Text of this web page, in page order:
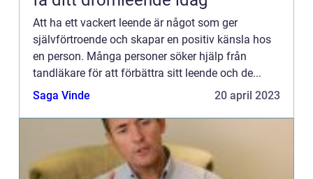
Att ha ett vackert leende är något som ger
självförtroende och skapar en positiv känsla hos
en person. Många personer söker hjälp från
tandläkare för att förbättra sitt leende och de...
Saga Vinde
20 april 2023